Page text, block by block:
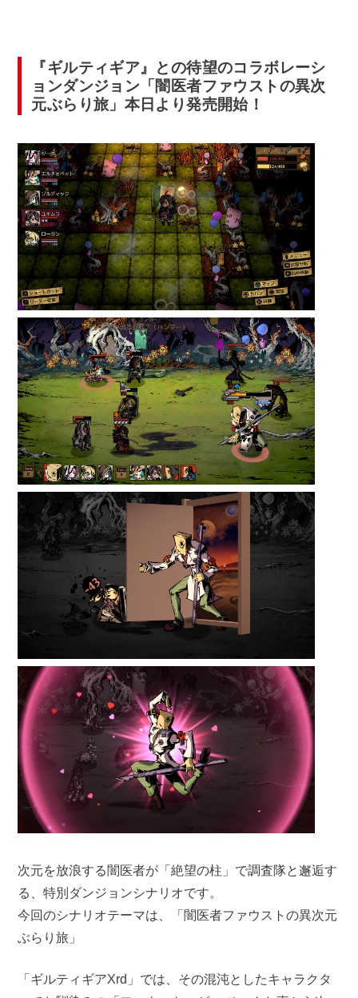
『ギルティギア』との待望のコラボレーシ
ョンダンジョン「闇医者ファウストの異次
元ぶらり旅」本日より発売開始！
次元を放浪する闇医者が「絶望の柱」で調査隊と邂逅す
る、特別ダンジョンシナリオです。
今回のシナリオテーマは、「闇医者ファウストの異次元
ぶらり旅」
「ギルティギアXrd」では、その混沌としたキャラクタ